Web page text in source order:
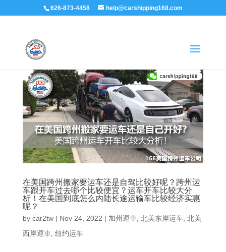
626-873-4458 help@carshipping168.com
在美国跨州搬家要运车还是自驾比较好呢？跨州运
车跟开车过去哪个比较便宜？运车开车比较大分
析！在美国到底怎么内陆长途运输车比较经济实惠
呢？
by car2tw| Nov 24, 2022 | 加州運車, 北美东岸运车, 北美
西岸運車, 纽约运车